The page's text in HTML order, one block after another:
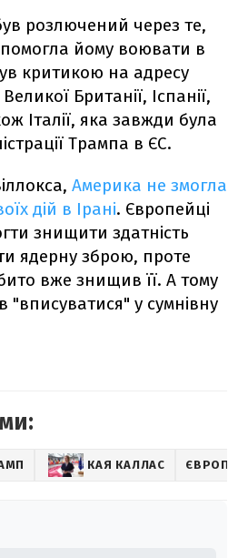
розлючений через те,
йому воювати в
критикою на адресу
Британії, Іспанії,
Італії, яка завжди була
Трампа в ЄС.
Америка не змогла
дій в Ірані. Європейці
знищити здатність
ядерну зброю, проте
вже знищив її. А тому
"вписуватися" у сумнівну
КАЯ КАЛЛАС ЄВРОПА